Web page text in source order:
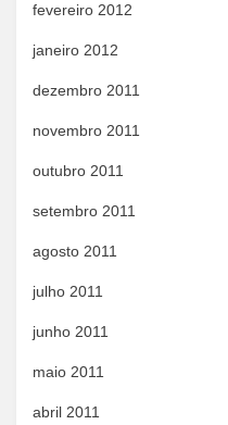
fevereiro 2012
janeiro 2012
dezembro 2011
novembro 2011
outubro 2011
setembro 2011
agosto 2011
julho 2011
junho 2011
maio 2011
abril 2011